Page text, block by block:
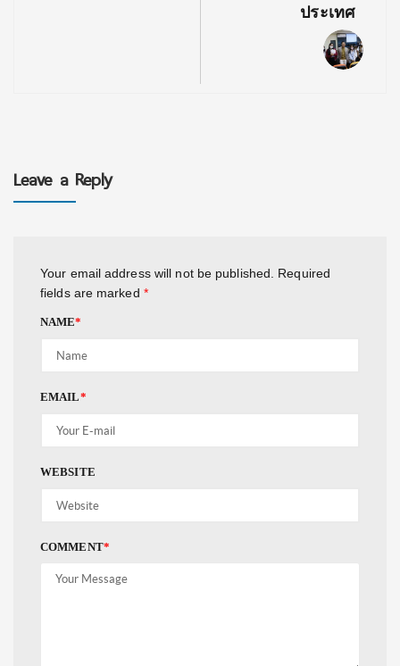
ประเทศ
Leave a Reply
Your email address will not be published. Required
fields are marked *
NAME*
EMAIL*
WEBSITE
COMMENT*